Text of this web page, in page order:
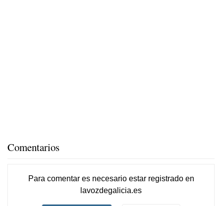
Comentarios
Para comentar es necesario estar registradoen
lavozdegalicia.es